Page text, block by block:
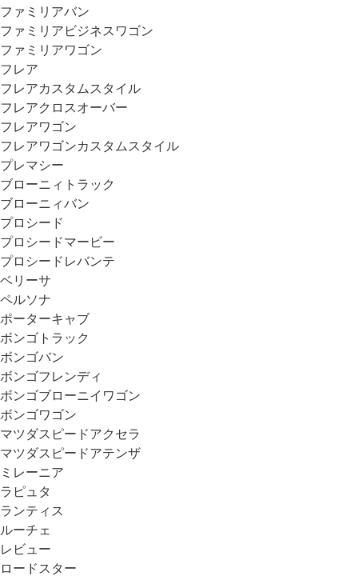
ファミリアバン
ファミリアビジネスワゴン
ファミリアワゴン
フレア
フレアカスタムスタイル
フレアクロスオーバー
フレアワゴン
フレアワゴンカスタムスタイル
プレマシー
ブローニィトラック
ブローニィバン
プロシード
プロシードマービー
プロシードレバンテ
ベリーサ
ペルソナ
ポーターキャブ
ボンゴトラック
ボンゴバン
ボンゴフレンディ
ボンゴブローニイワゴン
ボンゴワゴン
マツダスピードアクセラ
マツダスピードアテンザ
ミレーニア
ラピュタ
ランティス
ルーチェ
レビュー
ロードスター